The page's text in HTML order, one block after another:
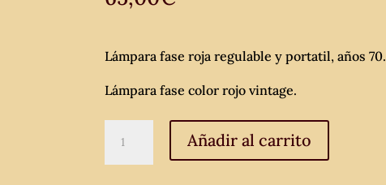
Lámpara fase roja regulable y portatil, años 70.
Lámpara fase color rojo vintage.
fase
Añadir al carrito